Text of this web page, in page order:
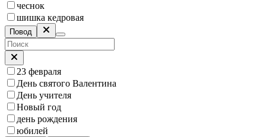
чеснок
шишка кедровая
Повод
23 февраля
День святого Валентина
День учителя
Новый год
день рождения
юбилей